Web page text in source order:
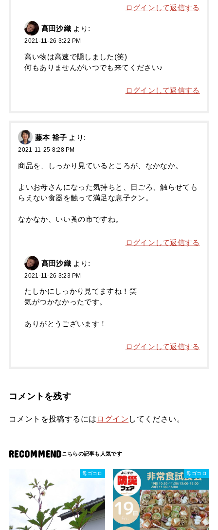
ログインして返信する
髙田沙織 より:
2021-11-26 3:22 PM
高い物は高速で隠しました(笑)
何もありませんがいつでも来てください♪
ログインして返信する
藤本 裕子 より:
2021-11-25 8:28 PM
商品を、しっかり見ているところが、なかなか。
よいお母さんになった気持ちと、日ごろ、触らせても
らえない食器を触って満足な息子クン。
なかなか、いい蚤の市ですね。
ログインして返信する
髙田沙織 より:
2021-11-26 3:23 PM
たしかにしっかり見てますね！笑
気がつかなかったです。
ありがとうございます！
ログインして返信する
コメントを残す
コメントを投稿するには ログイン してください。
RECOMMEND
母ゴコロ 母ゴコロ